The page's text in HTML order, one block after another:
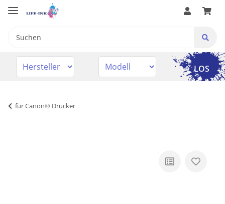
LOS
für Canon® Drucker